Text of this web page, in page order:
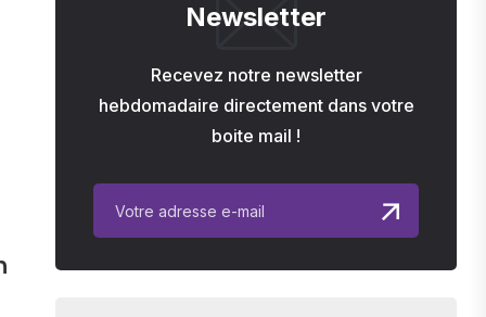
Newsletter
Recevez notre newsletter
hebdomadaire directement dans votre
boite mail !